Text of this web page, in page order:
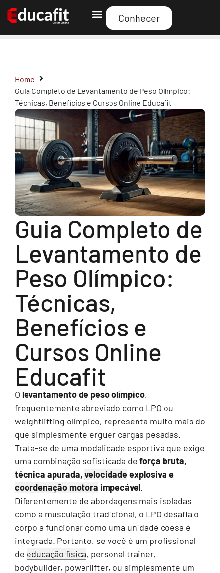
Conhecer
Home
Guia Completo de Levantamento de Peso Olímpico:
Técnicas, Benefícios e Cursos Online Educafit
Guia Completo de
Levantamento de
Peso Olímpico:
Técnicas,
Benefícios e
Cursos Online
Educafit
O levantamento de peso olímpico,
frequentemente abreviado como LPO ou
weightlifting olímpico, representa muito mais do
que simplesmente erguer cargas pesadas.
Trata-se de uma modalidade esportiva que exige
uma combinação sofisticada de força bruta,
técnica apurada, velocidadeexplosiva e
coordenação motora impecável.
Diferentemente de abordagens mais isoladas
como a musculação tradicional, o LPO desafia o
corpo a funcionar como uma unidade coesa e
integrada. Portanto, se você é um profissional
de educação física, personal trainer,
bodybuilder, powerlifter, ou simplesmente um